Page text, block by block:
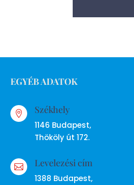
EGYÉB ADATOK
 Székhely
1146 Budapest,
Thököly út 172.
 Levelezési cím
1388 Budapest,